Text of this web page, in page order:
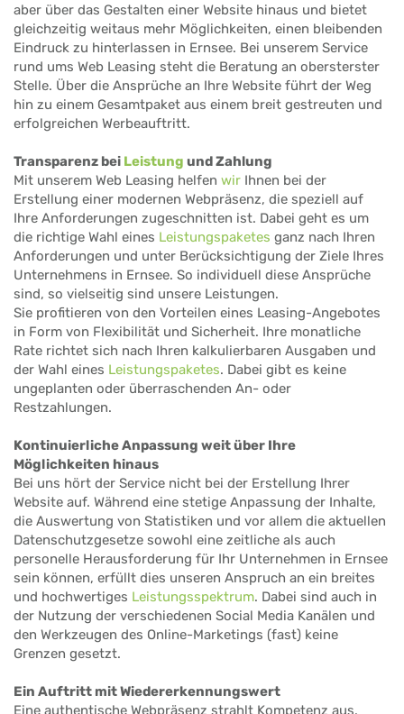
aber über das Gestalten einer Website hinaus und bietet
gleichzeitig weitaus mehr Möglichkeiten, einen bleibenden
Eindruck zu hinterlassen in Ernsee. Bei unserem Service
rund ums Web Leasing steht die Beratung an obersterster
Stelle. Über die Ansprüche an Ihre Website führt der Weg
hin zu einem Gesamtpaket aus einem breit gestreuten und
erfolgreichen Werbeauftritt.
Transparenz bei Leistung und Zahlung
Mit unserem Web Leasing helfen wir Ihnen bei der
Erstellung einer modernen Webpräsenz, die speziell auf
Ihre Anforderungen zugeschnitten ist. Dabei geht es um
die richtige Wahl eines Leistungspaketes ganz nach Ihren
Anforderungen und unter Berücksichtigung der Ziele Ihres
Unternehmens in Ernsee. So individuell diese Ansprüche
sind, so vielseitig sind unsere Leistungen.
Sie profitieren von den Vorteilen eines Leasing-Angebotes
in Form von Flexibilität und Sicherheit. Ihre monatliche
Rate richtet sich nach Ihren kalkulierbaren Ausgaben und
der Wahl eines Leistungspaketes. Dabei gibt es keine
ungeplanten oder überraschenden An- oder
Restzahlungen.
Kontinuierliche Anpassung weit über Ihre
Möglichkeiten hinaus
Bei uns hört der Service nicht bei der Erstellung Ihrer
Website auf. Während eine stetige Anpassung der Inhalte,
die Auswertung von Statistiken und vor allem die aktuellen
Datenschutzgesetze sowohl eine zeitliche als auch
personelle Herausforderung für Ihr Unternehmen in Ernsee
sein können, erfüllt dies unseren Anspruch an ein breites
und hochwertiges Leistungsspektrum. Dabei sind auch in
der Nutzung der verschiedenen Social Media Kanälen und
den Werkzeugen des Online-Marketings (fast) keine
Grenzen gesetzt.
Ein Auftritt mit Wiedererkennungswert
Eine authentische Webpräsenz strahlt Kompetenz aus.